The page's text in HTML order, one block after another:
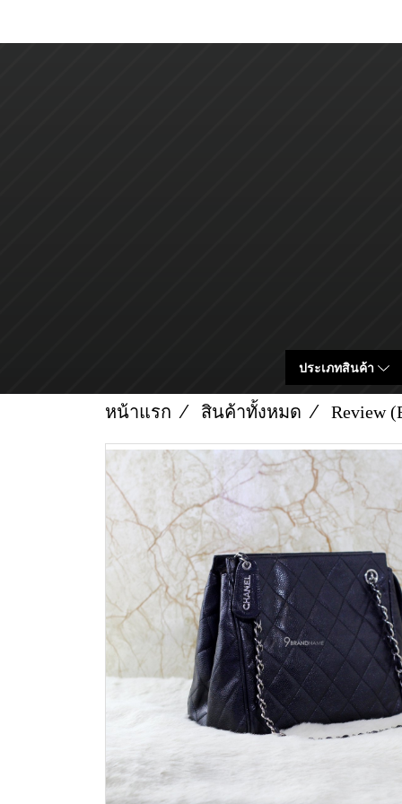
ประเภทสินค้า
หน้าแรก สินค้าทั้งหมด Review